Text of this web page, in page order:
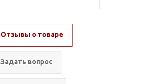
Отзывы о товаре
Задать вопрос